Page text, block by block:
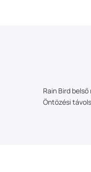
Rain Bird
Öntözési